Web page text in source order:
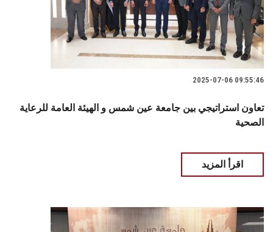
2025-07-06 09:55:46
تعاون استراتيجي بين جامعة عين شمس و الهيئة العامة للرعاية
الصحية
اقرأ المزيد